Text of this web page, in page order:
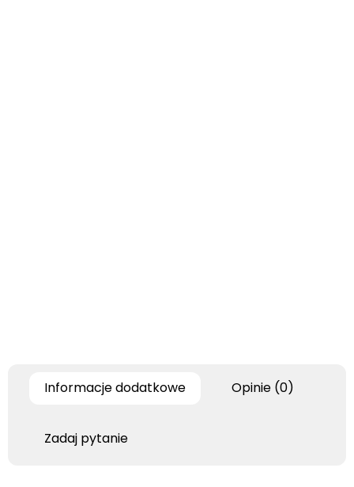
Informacje dodatkowe Opinie (0)
Zadaj pytanie